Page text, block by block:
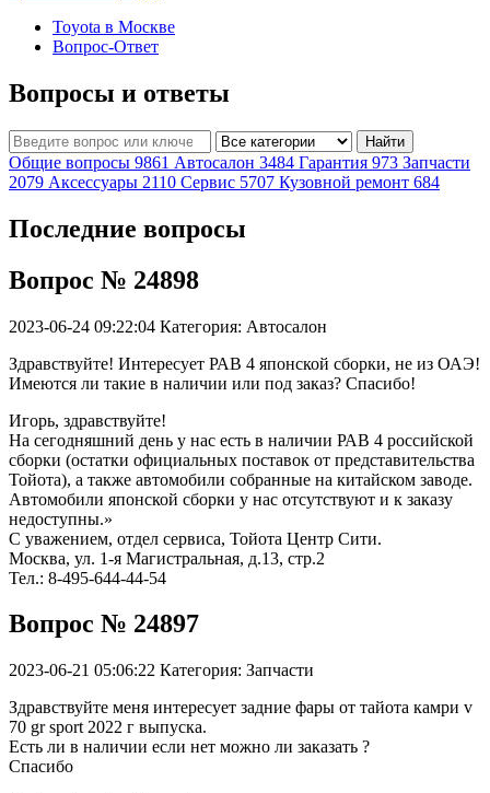
Toyota в Москве
Вопрос-Ответ
Вопросы и ответы
Найти
Общие вопросы 9861 Автосалон 3484 Гарантия 973 Запчасти
2079 Аксессуары 2110 Сервис 5707 Кузовной ремонт 684
Последние вопросы
Вопрос № 24898
2023-06-24 09:22:04 Категория: Автосалон
Здравствуйте! Интересует РАВ 4 японской сборки, не из ОАЭ!
Имеются ли такие в наличии или под заказ? Спасибо!
Игорь, здравствуйте!
На сегодняшний день у нас есть в наличии РАВ 4 российской
сборки (остатки официальных поставок от представительства
Тойота), а также автомобили собранные на китайском заводе.
Автомобили японской сборки у нас отсутствуют и к заказу
недоступны.»
С уважением, отдел сервиса, Тойота Центр Сити.
Москва, ул. 1-я Магистральная, д.13, стр.2
Тел.: 8-495-644-44-54
Вопрос № 24897
2023-06-21 05:06:22 Категория: Запчасти
Здравствуйте меня интересует задние фары от тайота камри v
70 gr sport 2022 г выпуска.
Есть ли в наличии если нет можно ли заказать ?
Спасибо